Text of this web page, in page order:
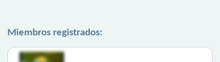
Miembros registrados: